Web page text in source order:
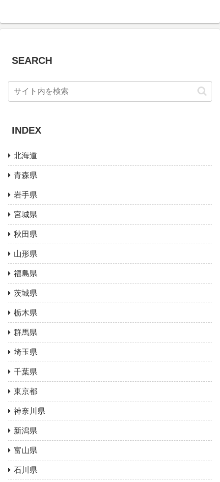
SEARCH
INDEX
北海道
青森県
岩手県
宮城県
秋田県
山形県
福島県
茨城県
栃木県
群馬県
埼玉県
千葉県
東京都
神奈川県
新潟県
富山県
石川県